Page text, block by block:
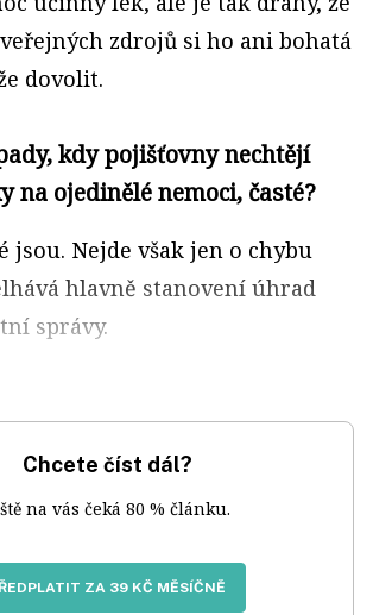
zdrojů si ho ani bohatá
dovolit.
kdy pojišťovny nechtějí
na ojedinělé nemoci, časté?
jsou. Nejde však jen o chybu
hlavně stanovení úhrad
správy.
Chcete číst dál?
na vás čeká 80 % článku.
ZA 39 KČ MĚSÍČNĚ